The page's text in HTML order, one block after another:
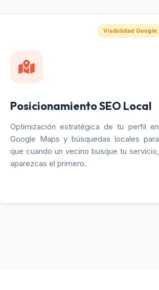
Visibilidad Google
Posicionamiento SEO Local
Optimización estratégica de tu perfil en
Google Maps y búsquedas locales para
que cuando un vecino busque tu servicio,
aparezcas el primero.